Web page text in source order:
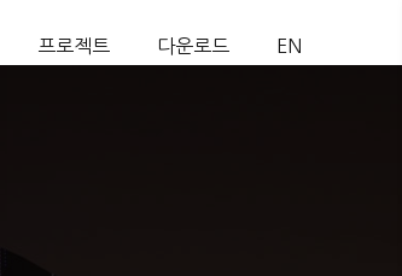
프로젝트 다운로드 EN